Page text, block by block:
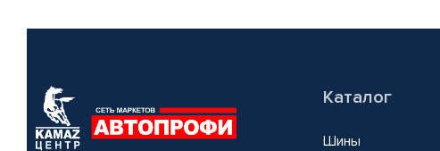
Каталог
Шины